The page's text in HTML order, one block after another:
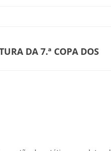
DA 7.ª COPA DOS